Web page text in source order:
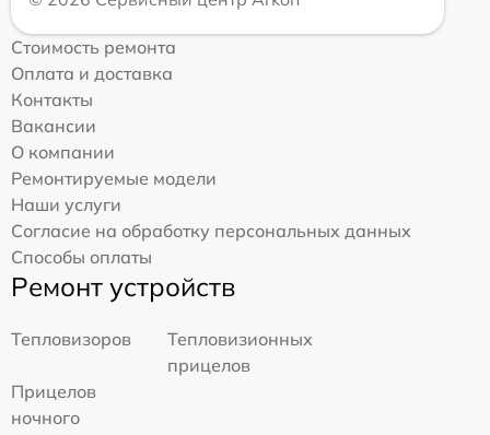
Стоимость ремонта
Оплата и доставка
Контакты
Вакансии
О компании
Ремонтируемые модели
Наши услуги
Согласие на обработку персональных данных
Способы оплаты
Ремонт устройств
Тепловизоров
Тепловизионных
прицелов
Прицелов
ночного